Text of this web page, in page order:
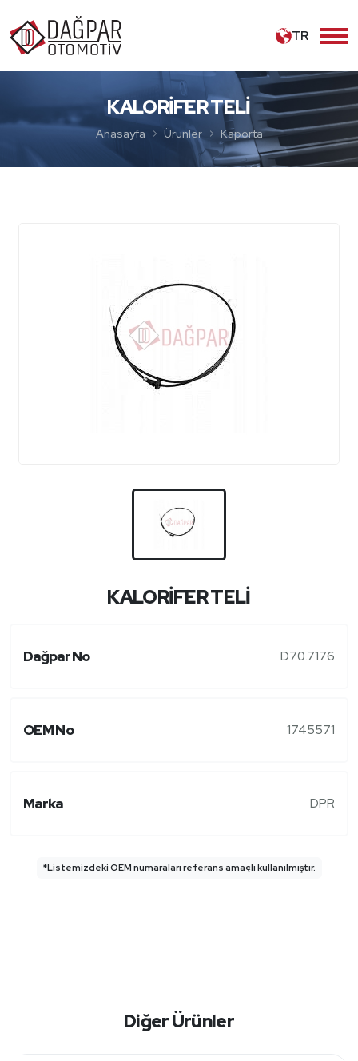
TR
KALORİFER TELİ
Anasayfa Ürünler Kaporta
KALORİFER TELİ
Dağpar No D70.7176
OEM No 1745571
Marka DPR
*Listemizdeki OEM numaraları referans amaçlı kullanılmıştır.
Diğer Ürünler